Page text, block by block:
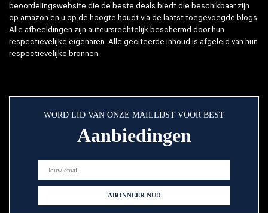
beoordelingswebsite die de beste deals biedt die beschikbaar zijn
op amazon en u op de hoogte houdt via de laatst toegevoegde blogs.
Alle afbeeldingen zijn auteursrechtelijk beschermd door hun
respectievelijke eigenaren. Alle geciteerde inhoud is afgeleid van hun
respectievelijke bronnen.
WORD LID VAN ONZE MAILLIJST VOOR BEST
Aanbiedingen